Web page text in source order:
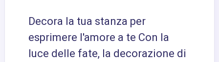
Decora la tua stanza per
esprimere l'amore a te Con la
luce delle fate, la decorazione di